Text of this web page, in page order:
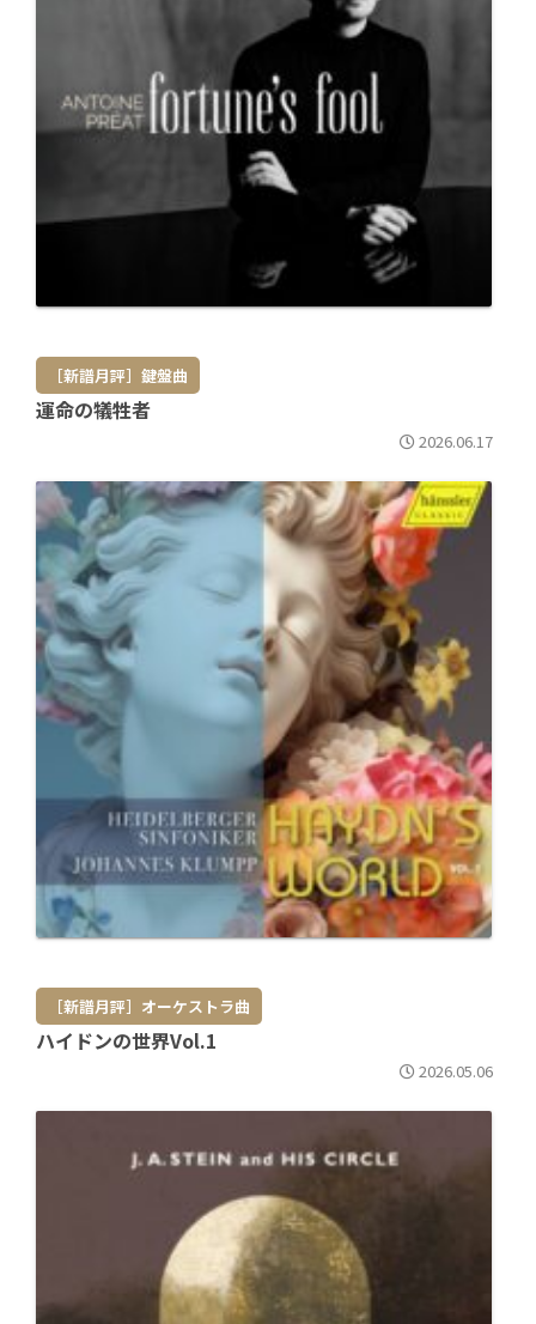
［新譜月評］鍵盤曲
運命の犠牲者
2026.06.17
［新譜月評］オーケストラ曲
ハイドンの世界Vol.1
2026.05.06